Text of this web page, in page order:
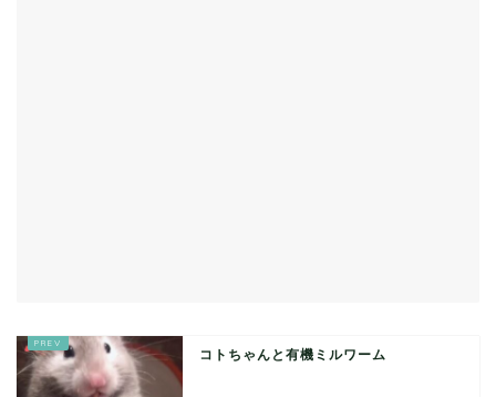
コトちゃんと有機ミルワーム